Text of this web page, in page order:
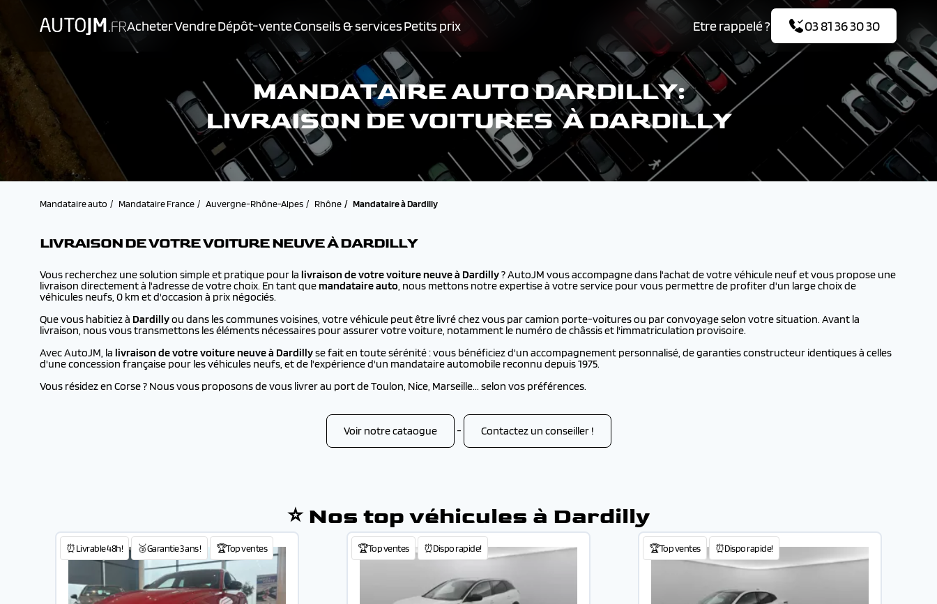
AcheterVendreDépôt-venteConseils & servicesPetits prix Etre rappelé ? 03 81 36 30 30
MANDATAIRE AUTO DARDILLY:
LIVRAISON DE VOITURES À DARDILLY
Mandataire auto Mandataire France Auvergne-Rhône-Alpes Rhône Mandataire à Dardilly
LIVRAISON DE VOTRE VOITURE NEUVE À DARDILLY
Vous recherchez une solution simple et pratique pour la livraison de votre voiture neuve à Dardilly? AutoJM vous accompagne dans l'achat de votre véhicule neuf et vous propose une
livraison directement à l'adresse de votre choix. En tant quemandataire auto, nous mettons notre expertise à votre service pour vous permettre de profiter d'un large choix de
véhicules neufs, 0 km et d'occasion à prix négociés.
Que vous habitiez à Dardillyou dans les communes voisines, votre véhicule peut être livré chez vous par camion porte-voitures ou par convoyage selon votre situation. Avant la
livraison, nous vous transmettons les éléments nécessaires pour assurer votre voiture, notamment le numéro de châssis et l'immatriculation provisoire.
Avec AutoJM, la livraison de votre voiture neuve à Dardillyse fait en toute sérénité : vous bénéficiez d'un accompagnement personnalisé, de garanties constructeur identiques à celles
d'une concession française pour les véhicules neufs, et de l'expérience d'un mandataire automobile reconnu depuis 1975.
Vous résidez en Corse ? Nous vous proposons de vous livrer au port de Toulon, Nice, Marseille... selon vos préférences.
Voir notre cataogue - Contactez un conseiller !
⭐ Nos top véhicules à Dardilly
⏰Livrable 48h! 🥉Garantie 3 ans ! 🏆Top ventes 🏆Top ventes ⏰Dispo rapide! 🏆Top ventes ⏰Dispo rapide!